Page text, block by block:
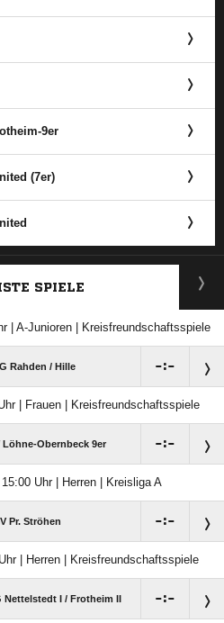
9er
(7er)
ANZEIGE
SPIELE
| A-Junioren | Kreisfreundschaftsspiele
Rahden /​ Hille :
| Frauen | Kreisfreundschaftsspiele
Löhne-Obernbeck 9er :
Uhr | Herren | Kreisliga A
Pr. Ströhen :
| Herren | Kreisfreundschaftsspiele
Nettelstedt I /​ Frotheim II :